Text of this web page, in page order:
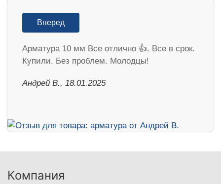
Вперед
Арматура 10 мм Все отлично 👍. Все в срок.
Купили. Без проблем. Молодцы!
Андрей В., 18.01.2025
Компания